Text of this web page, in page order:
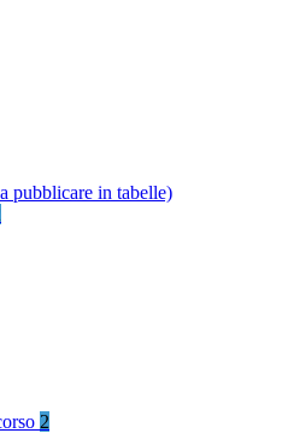
pubblicare in tabelle)
2